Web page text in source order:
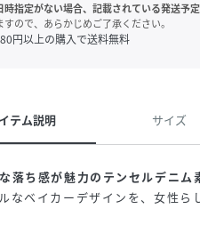
指定がない場合、記載されている発送予
すので、あらかじめご了承ください。
円以上の購入で送料無料
テム説明 サイズ
落ち感が魅力のテンセルデニム
なベイカーデザインを、女性ら